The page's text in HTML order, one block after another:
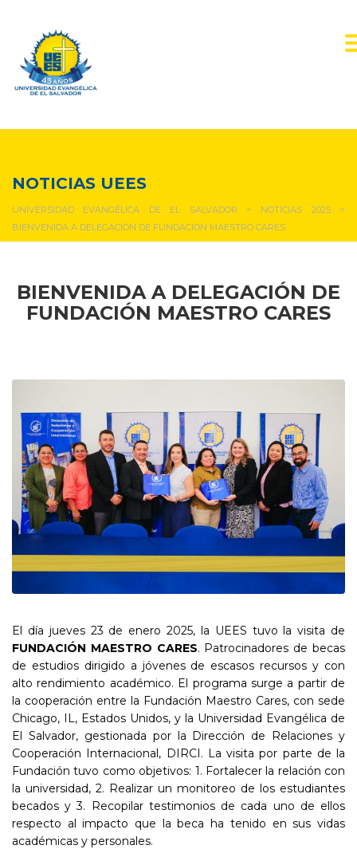
NOTICIAS UEES
UNIVERSIDAD EVANGÉLICA DE EL SALVADOR > NOTICIAS 2025>
BIENVENIDA A DELEGACIÓN DE FUNDACIÓN MAESTRO CARES
BIENVENIDA A DELEGACIÓN DE
FUNDACIÓN MAESTRO CARES
El día jueves 23 de enero 2025, la UEES tuvo la visita de
FUNDACIÓN MAESTRO CARES. Patrocinadores de becas
de estudios dirigido a jóvenes de escasos recursos y con
alto rendimiento académico. El programa surge a partir de
la cooperación entre la Fundación Maestro Cares, con sede
Chicago, IL, Estados Unidos, y la Universidad Evangélica de
El Salvador, gestionada por la Dirección de Relaciones y
Cooperación Internacional, DIRCI. La visita por parte de la
Fundación tuvo como objetivos: 1. Fortalecer la relación con
la universidad, 2. Realizar un monitoreo de los estudiantes
becados y 3. Recopilar testimonios de cada uno de ellos
respecto al impacto que la beca ha tenido en sus vidas
académicas y personales.